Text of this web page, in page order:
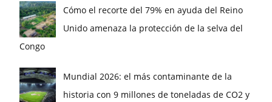
Cómo el recorte del 79% en ayuda del Reino
Unido amenaza la protección de la selva del
Congo
Mundial 2026: el más contaminante de la
historia con 9 millones de toneladas de CO2 y